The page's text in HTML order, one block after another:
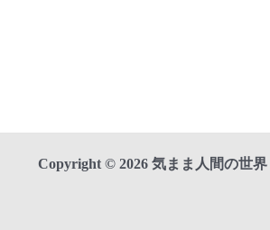
Copyright © 2026 気まま人間の世界